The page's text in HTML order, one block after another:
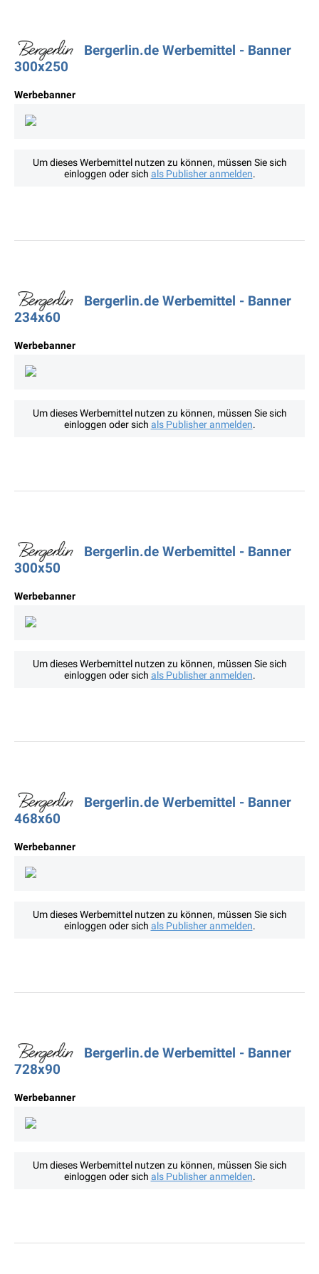
Bergerlin.de Werbemittel - Banner
300x250
Werbebanner
Um dieses Werbemittel nutzen zu können, müssen Sie sich
einloggen oder sich als Publisher anmelden.
Bergerlin.de Werbemittel - Banner
234x60
Werbebanner
Um dieses Werbemittel nutzen zu können, müssen Sie sich
einloggen oder sich als Publisher anmelden.
Bergerlin.de Werbemittel - Banner
300x50
Werbebanner
Um dieses Werbemittel nutzen zu können, müssen Sie sich
einloggen oder sich als Publisher anmelden.
Bergerlin.de Werbemittel - Banner
468x60
Werbebanner
Um dieses Werbemittel nutzen zu können, müssen Sie sich
einloggen oder sich als Publisher anmelden.
Bergerlin.de Werbemittel - Banner
728x90
Werbebanner
Um dieses Werbemittel nutzen zu können, müssen Sie sich
einloggen oder sich als Publisher anmelden.